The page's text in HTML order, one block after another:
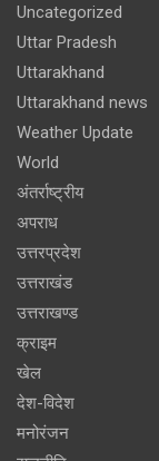
Uncategorized
Uttar Pradesh
Uttarakhand
Uttarakhand news
Weather Update
World
अंतर्राष्ट्रीय
अपराध
उत्तरप्रदेश
उत्तराखंड
उत्तराखण्ड
क्राइम
खेल
देश-विदेश
मनोरंजन